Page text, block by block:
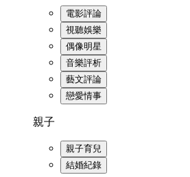
電影評論
視聽娛樂
偶像明星
音樂評析
藝文評論
戀愛情事
親子
親子育兒
結婚紀錄